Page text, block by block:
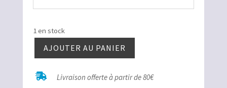
1 en stock
quantité
Angélite
AJOUTER AU PANIER
 Livraison offerte à partir de 80€